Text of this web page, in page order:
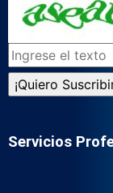
Servicios